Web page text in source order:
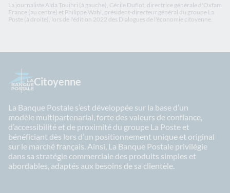
La journaliste Aïda Touihri (à gauche), Cécile Duflot, directrice générale d'Oxfam
France (au centre) et Philippe Wahl, président-directeur général du groupe La
Poste (à droite), lors de l'édition 2022 des Dialogues de l'économie citoyenne.
Citoyenne
La Banque Postale s’est développée sur la base d’un
modèle multipartenarial, forte des valeurs de confiance,
d’accessibilité et de proximité du groupe La Poste et
bénéficiant dès lors d’un positionnement unique et original
sur le marché français. Ainsi, La Banque Postale privilégie
dans sa stratégie commerciale des produits simples et
abordables, adaptés aux besoins de sa clientèle.